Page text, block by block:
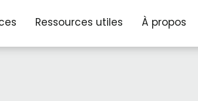
Ressources utiles À propos